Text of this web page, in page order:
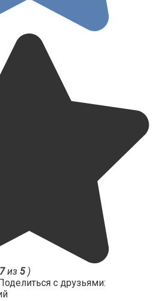
из 5)
с друзьями: